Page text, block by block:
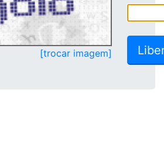
[trocar imagem]